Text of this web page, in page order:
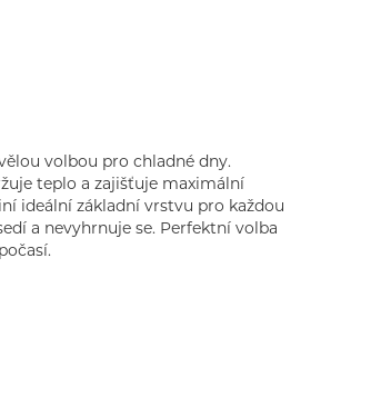
volbou pro chladné dny.
teplo a zajišťuje maximální
ideální základní vrstvu pro každou
a nevyhrnuje se. Perfektní volba